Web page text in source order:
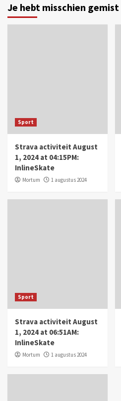
Je hebt misschien gemist
Sport
Strava activiteit August
1, 2024 at 04:15PM:
InlineSkate
Mortum 1 augustus 2024
Sport
Strava activiteit August
1, 2024 at 06:51AM:
InlineSkate
Mortum 1 augustus 2024